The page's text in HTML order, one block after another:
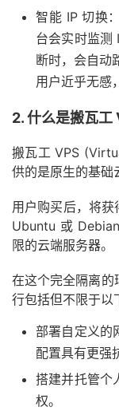
智能 IP 切换
台会实时监测
断时，会自动
用户近乎无感
2. 什么是搬瓦工
搬瓦工 VPS
供的是原生的基础
用户购买后，将获
Ubuntu 或
限的云端服务器。
在这个完全隔离的
行包括但不限于以
部署自定义的
配置具有更强
搭建并托管个
权。